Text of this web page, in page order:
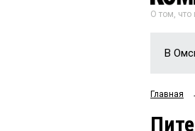
О том,
В
Главная